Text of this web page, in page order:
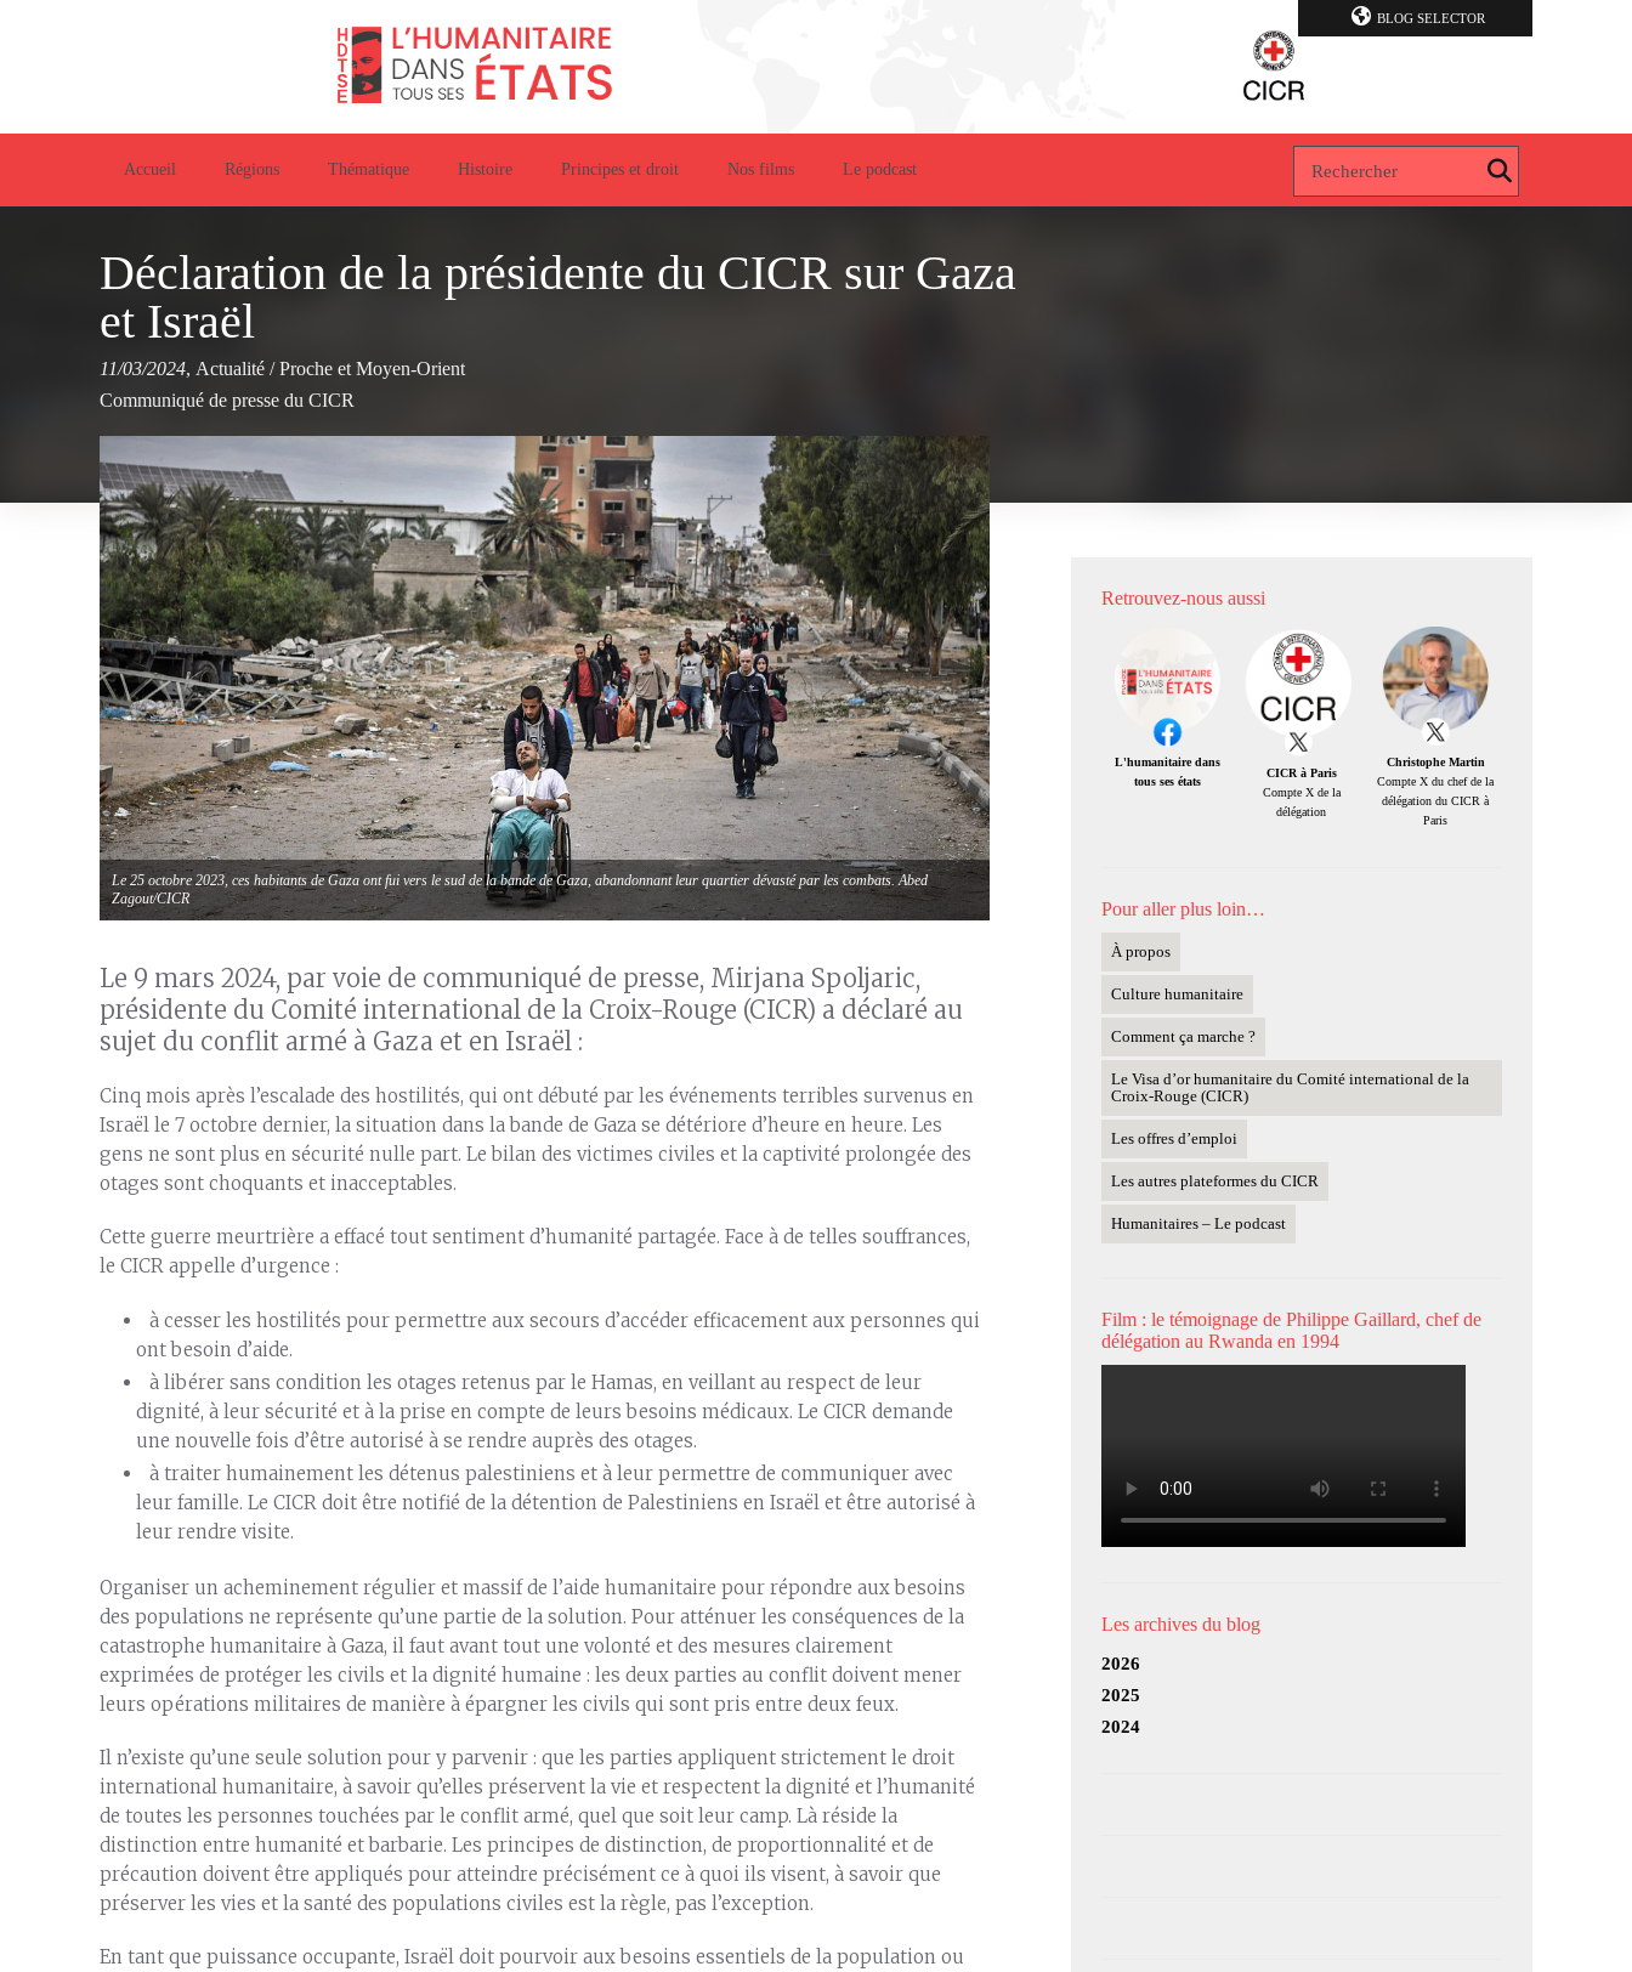
BLOG SELECTOR
Accueil Régions Thématique Histoire Principes et droit Nos films Le podcast
Déclaration de la présidente du CICR sur Gaza
et Israël
11/03/2024, Actualité /Proche et Moyen-Orient
Communiqué de presse du CICR
Le 25 octobre 2023, ces habitants de Gaza ont fui vers le sud de la bande de Gaza, abandonnant leur quartier dévasté par les combats. Abed
Zagout/CICR
Le 9 mars 2024, par voie de communiqué de presse, Mirjana Spoljaric,
présidente du Comité international de la Croix-Rouge (CICR) a déclaré au
sujet du conflit armé à Gaza et en Israël :
Cinq mois après l’escalade des hostilités, qui ont débuté par les événements terribles survenus en
Israël le 7 octobre dernier, la situation dans la bande de Gaza se détériore d’heure en heure. Les
gens ne sont plus en sécurité nulle part. Le bilan des victimes civiles et la captivité prolongée des
otages sont choquants et inacceptables.
Cette guerre meurtrière a effacé tout sentiment d’humanité partagée. Face à de telles souffrances,
le CICR appelle d’urgence :
à cesser les hostilités pour permettre aux secours d’accéder efficacement aux personnes qui
ont besoin d’aide.
à libérer sans condition les otages retenus par le Hamas, en veillant au respect de leur
dignité, à leur sécurité et à la prise en compte de leurs besoins médicaux. Le CICR demande
une nouvelle fois d’être autorisé à se rendre auprès des otages.
à traiter humainement les détenus palestiniens et à leur permettre de communiquer avec
leur famille. Le CICR doit être notifié de la détention de Palestiniens en Israël et être autorisé à
leur rendre visite.
Organiser un acheminement régulier et massif de l’aide humanitaire pour répondre aux besoins
des populations ne représente qu’une partie de la solution. Pour atténuer les conséquences de la
catastrophe humanitaire à Gaza, il faut avant tout une volonté et des mesures clairement
exprimées de protéger les civils et la dignité humaine : les deux parties au conflit doivent mener
leurs opérations militaires de manière à épargner les civils qui sont pris entre deux feux.
Il n’existe qu’une seule solution pour y parvenir : que les parties appliquent strictement le droit
international humanitaire, à savoir qu’elles préservent la vie et respectent la dignité et l’humanité
de toutes les personnes touchées par le conflit armé, quel que soit leur camp. Là réside la
distinction entre humanité et barbarie. Les principes de distinction, de proportionnalité et de
précaution doivent être appliqués pour atteindre précisément ce à quoi ils visent, à savoir que
préserver les vies et la santé des populations civiles est la règle, pas l’exception.
En tant que puissance occupante, Israël doit pourvoir aux besoins essentiels de la population ou
Retrouvez-nous aussi
L'humanitaire dans
tous ses états
CICR à Paris
Compte X de la
délégation
Christophe Martin
Compte X du chef de la
délégation du CICR à
Paris
Pour aller plus loin…
À propos
Culture humanitaire
Comment ça marche ?
Le Visa d’or humanitaire du Comité international de la
Croix-Rouge (CICR)
Les offres d’emploi
Les autres plateformes du CICR
Humanitaires – Le podcast
Film : le témoignage de Philippe Gaillard, chef de
délégation au Rwanda en 1994
Les archives du blog
2026
2025
2024